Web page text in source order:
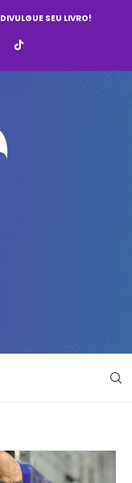
DIVULGUE SEU LIVRO!